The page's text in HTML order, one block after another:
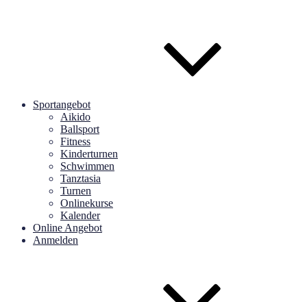
Sportangebot
Aikido
Ballsport
Fitness
Kinderturnen
Schwimmen
Tanztasia
Turnen
Onlinekurse
Kalender
Online Angebot
Anmelden